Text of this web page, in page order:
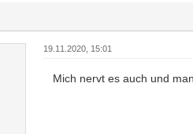
19.11.2020, 15:01
Mich nervt es auch und